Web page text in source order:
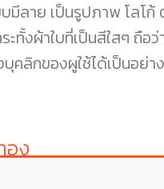
บมีลาย เป็นรูปภาพ โลโ
ระทั้งผ้าใบที่เป็นสีใสๆ ถือ
บุคลิกของผูใช้ได้เป็นอย่า
อง